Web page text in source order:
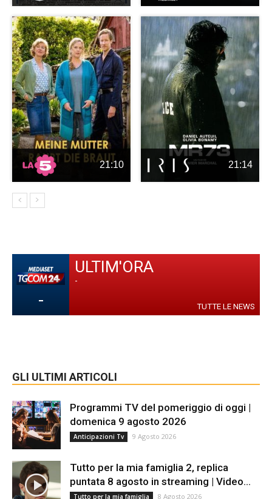
21:10 21:14
-
ULTIM'ORA
-
TUTTE LE NEWS
GLI ULTIMI ARTICOLI
Programmi TV del pomeriggio di oggi |
domenica 9 agosto 2026
Anticipazioni Tv 9 Agosto 2026
Tutto per la mia famiglia 2, replica
puntata 8 agosto in streaming | Video...
Tutto per la mia famiglia 8 Agosto 2026